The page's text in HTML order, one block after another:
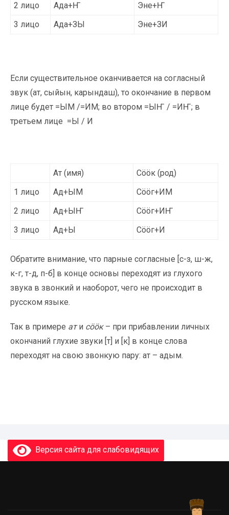
2 лицо
Ада+Ҥ
Эне+Ҥ
3 лицо
Ада+ЗЫ Эне+ЗИ
Если существительное оканчивается на согласный
звук (ат, сыйын, карындаш), то окончание в первом
лице будет =ЫМ /=ИМ; во втором =ЫҤ / =ИҤ; в
третьем лице =Ы / И
Ат (имя)
Сööк (род)
1 лицо
Ад+ЫМ
Сööг+ИМ
2 лицо
Ад+ЫҤ
Сööг+ИҤ
3 лицо
Ад+Ы Сööг+И
Обратите внимание, что парные согласные [с-з, ш-ж,
к-г, т-д, п-б] в конце основы переходят из глухого
звука в звонкий и наоборот, чего не происходит в
русском языке.
Так в примере ати сööк – при прибавлении личных
окончаний глухие звуки [т] и [к] в конце слова
переходят на свою звонкую пару: ат – адым.
Версия сайта для слабовидящих